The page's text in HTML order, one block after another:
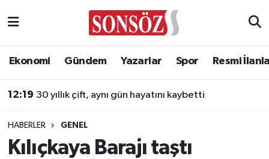
Ekonomi Gündem Yazarlar Spor Resmi
12:19 30 yıllık çift, aynı gün hayatını kaybetti
HABERLER GENEL
Kılıçkaya Barajı taştı
Asayiş
Biyografi
Ankara Nöbetçi Eczaneler
Ankara Trafik Yoğunluk Haritası